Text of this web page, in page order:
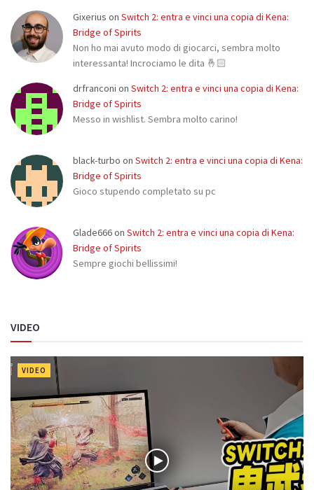
Gixerius on Switch 2: entra e vinci una copia di Kena:
Bridge of Spirits
Non ho mai avuto modo di giocarci, sembra molto
interessanta! Incrociamo le dita 🤞🏻
drfranconi on Switch 2: entra e vinci una copia di Kena:
Bridge of Spirits
Messo in wishlist. Sembra molto carino!
black-turbo on Switch 2: entra e vinci una copia di Kena:
Bridge of Spirits
Gioco stupendo completato su pc
Glade666on Switch 2: entra e vinci una copia di Kena:
Bridge of Spirits
Sempre giochi bellissimi!
VIDEO
VIDEO